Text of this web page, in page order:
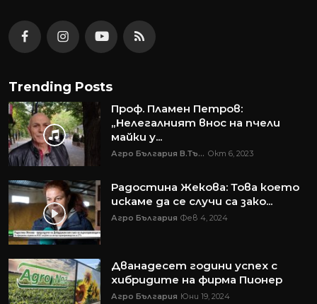
Trending Posts
Проф. Пламен Петров:
„Нелегалният внос на пчели
майки у...
Агро България В.Тъ... Окт 6, 2023
Радостина Жекова: Това което
искаме да се случи са зако...
Агро България Фев 4, 2024
Дванадесет години успех с
хибридите на фирма Пионер
Агро България Юни 19, 2024